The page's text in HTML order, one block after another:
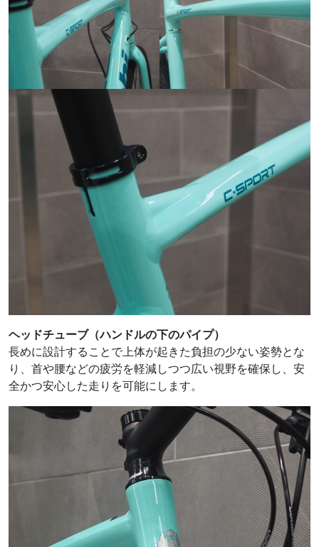
ヘッドチューブ（ハンドルの下のパイプ）
長めに設計することで上体が起きた負担の少ない姿勢とな
り、首や腰などの疲労を軽減しつつ広い視野を確保し、安
全かつ安心した走りを可能にします。